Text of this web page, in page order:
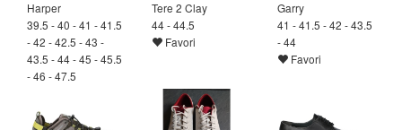
Harper
39.5 - 40 - 41 - 41.5
- 42 - 42.5 - 43 -
43.5 - 44 - 45 - 45.5
- 46 - 47.5
Tere 2 Clay
44 - 44.5
Favori
Garry
41 - 41.5 - 42 - 43.5
- 44
Favori